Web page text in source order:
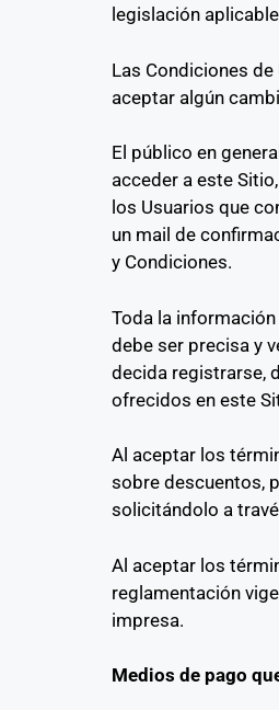
legislación
Las Condiciones
aceptar algún
El público en
acceder a este
los Usuarios que
un mail de
y Condiciones.
Toda la
debe ser precisa y
decida registrarse,
ofrecidos en este
Al aceptar los
sobre descuentos,
solicitándolo a
Al aceptar los
reglamentación
impresa.
Medios de pago